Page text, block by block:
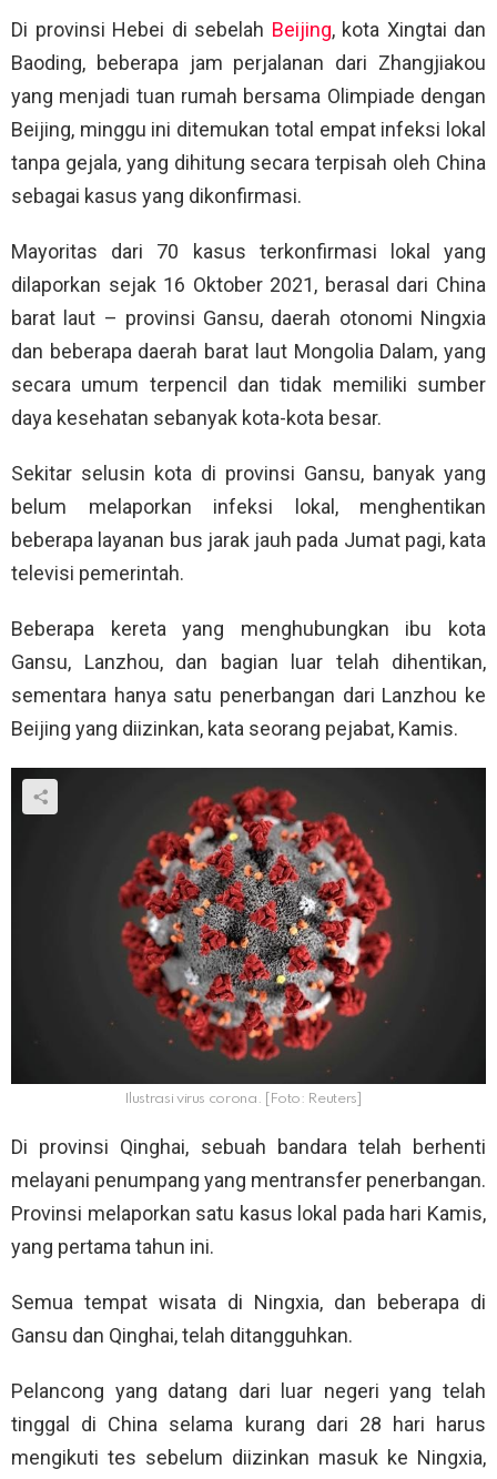
Di provinsi Hebei di sebelah Beijing, kota Xingtai dan
Baoding, beberapa jam perjalanan dari Zhangjiakou
yang menjadi tuan rumah bersama Olimpiade dengan
Beijing, minggu ini ditemukan total empat infeksi lokal
tanpa gejala, yang dihitung secara terpisah oleh China
sebagai kasus yang dikonfirmasi.
Mayoritas dari 70 kasus terkonfirmasi lokal yang
dilaporkan sejak 16 Oktober 2021, berasal dari China
barat laut – provinsi Gansu, daerah otonomi Ningxia
dan beberapa daerah barat laut Mongolia Dalam, yang
secara umum terpencil dan tidak memiliki sumber
daya kesehatan sebanyak kota-kota besar.
Sekitar selusin kota di provinsi Gansu, banyak yang
belum melaporkan infeksi lokal, menghentikan
beberapa layanan bus jarak jauh pada Jumat pagi, kata
televisi pemerintah.
Beberapa kereta yang menghubungkan ibu kota
Gansu, Lanzhou, dan bagian luar telah dihentikan,
sementara hanya satu penerbangan dari Lanzhou ke
Beijing yang diizinkan, kata seorang pejabat, Kamis.
Ilustrasi virus corona. [Foto: Reuters]
Di provinsi Qinghai, sebuah bandara telah berhenti
melayani penumpang yang mentransfer penerbangan.
Provinsi melaporkan satu kasus lokal pada hari Kamis,
yang pertama tahun ini.
Semua tempat wisata di Ningxia, dan beberapa di
Gansu dan Qinghai, telah ditangguhkan.
Pelancong yang datang dari luar negeri yang telah
tinggal di China selama kurang dari 28 hari harus
mengikuti tes sebelum diizinkan masuk ke Ningxia,